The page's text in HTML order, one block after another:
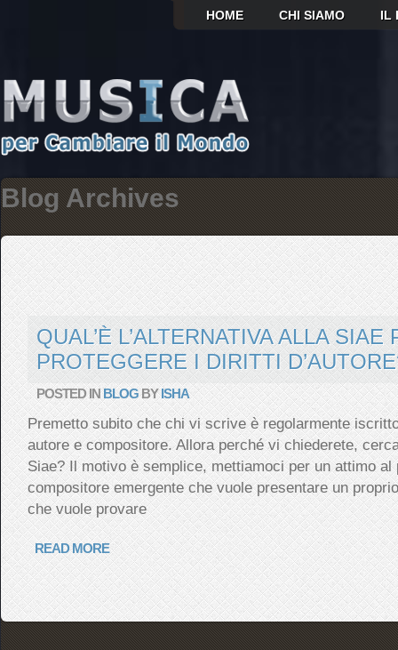
HOME CHI SIAMO IL
Blog Archives
QUAL’È L’ALTERNATIVA ALLA SIAE
PROTEGGERE I DIRITTI
POSTED INBLOGBYISHA
Premetto subito che chi vi scrive è regolarmente
autore e compositore. Allora perché vi chiederete,
Siae? Il motivo è semplice, mettiamoci per un attimo al
compositore emergente che vuole presentare un
che vuole provare
READ MORE